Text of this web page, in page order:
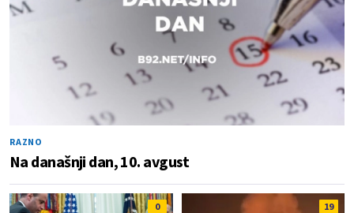
RAZNO
Na današnji dan, 10. avgust
0 19